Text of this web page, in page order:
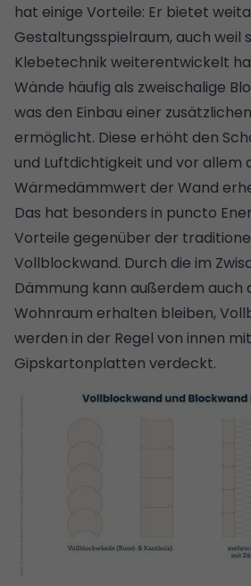
hat einige Vorteile: Er bietet
Gestaltungsspielraum, auch weil
Klebetechnik weiterentwickelt
Wände häufig als zweischalige
was den Einbau einer
ermöglicht. Diese erhöht den
und Luftdichtigkeit und vor allem
Wärmedämmwert der Wand
Das hat besonders in puncto
Vorteile gegenüber der
Vollblockwand. Durch die im
Dämmung kann außerdem auch
Wohnraum erhalten bleiben,
werden in der Regel von innen mit
Gipskartonplatten verdeckt.